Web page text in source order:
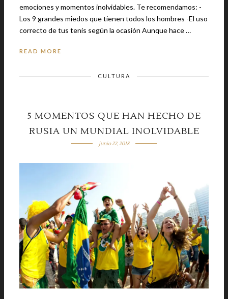
emociones y momentos inolvidables. Te recomendamos: -
Los 9 grandes miedos que tienen todos los hombres -El uso
correcto de tus tenis según la ocasión Aunque hace …
READ MORE
CULTURA
5 MOMENTOS QUE HAN HECHO DE
RUSIA UN MUNDIAL INOLVIDABLE
junio 22, 2018